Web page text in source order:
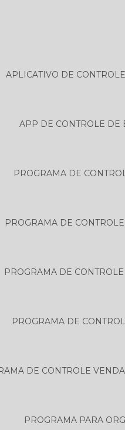
APLICATIVO DE
APP DE CONTROLE DE
PROGRAMA DE
PROGRAMA DE
PROGRAMA DE
PROGRAMA DE
DE CONTROLE
PROGRAMA PARA